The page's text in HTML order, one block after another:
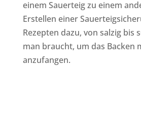
einem Sauerteig zu einem
Erstellen einer
Rezepten dazu, von salzig bis
man braucht, um das Backen
anzufangen.